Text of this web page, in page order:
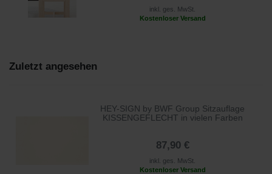
inkl. ges. MwSt.
Kostenloser Versand
Zuletzt angesehen
HEY-SIGN by BWF Group Sitzauflage
KISSENGEFLECHT in vielen Farben
87,90 €
inkl. ges. MwSt.
Kostenloser Versand